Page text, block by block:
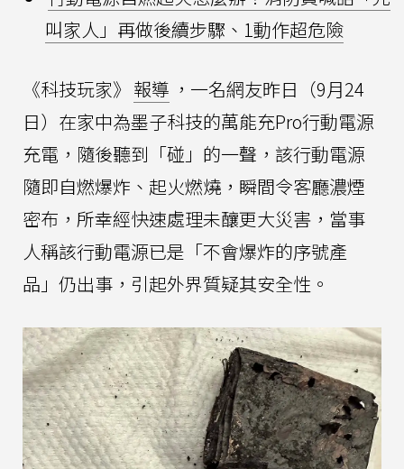
叫家人」再做後續步驟、1動作超危險
《科技玩家》 報導 ，一名網友昨日（9月24
日）在家中為墨子科技的萬能充Pro行動電源
充電，隨後聽到「碰」的一聲，該行動電源
隨即自燃爆炸、起火燃燒，瞬間令客廳濃煙
密布，所幸經快速處理未釀更大災害，當事
人稱該行動電源已是「不會爆炸的序號產
品」仍出事，引起外界質疑其安全性。